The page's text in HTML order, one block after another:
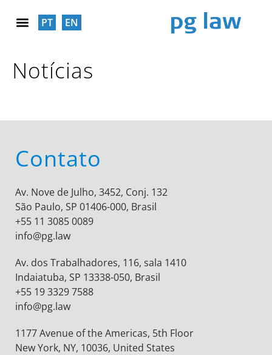
PT EN
Notícias
Contato
Av. Nove de Julho, 3452, Conj. 132
São Paulo, SP 01406-000, Brasil
+55 11 3085 0089
info@pg.law
Av. dos Trabalhadores, 116, sala 1410
Indaiatuba, SP 13338-050, Brasil
+55 19 3329 7588
info@pg.law
1177 Avenue of the Americas, 5th Floor
New York, NY, 10036, United States